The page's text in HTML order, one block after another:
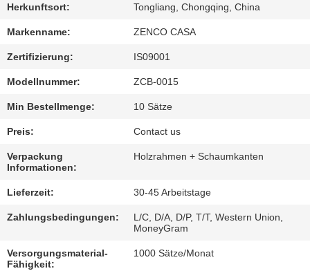
BITTE
UM
EIN
ANGEBOT
SITEMAP
DATENSCHUTZ-
BESTIMMUNGEN
Herkunftsort: Tongliang, Chongqing, China
Markenname: ZENCO CASA
Zertifizierung: IS09001
Modellnummer: ZCB-0015
Min Bestellmenge: 10 Sätze
Preis: Contact us
Verpackung
Informationen:
Holzrahmen + Schaumkanten
Lieferzeit: 30-45 Arbeitstage
Zahlungsbedingungen:
L/C, D/A, D/P, T/T, Western Union,
MoneyGram
Versorgungsmaterial-
Fähigkeit:
1000 Sätze/Monat